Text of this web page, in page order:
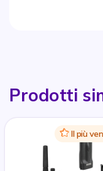
Prodotti
IconIl più